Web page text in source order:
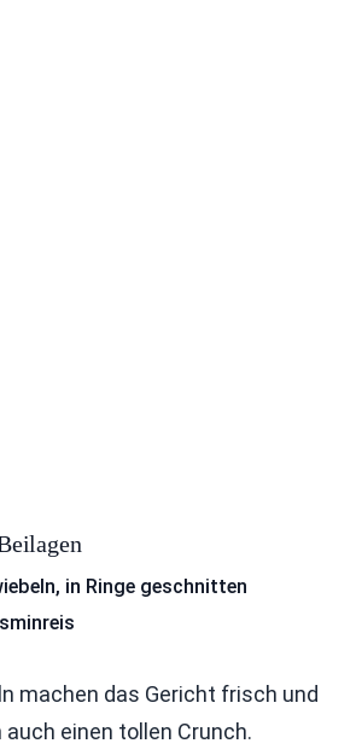
in Ringe geschnitten
machen das Gericht frisch und
auch einen tollen Crunch.